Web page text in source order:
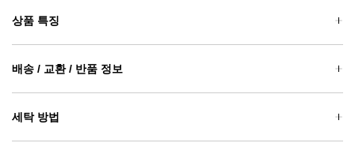
상품 특징
배송 / 교환 / 반품 정보
세탁 방법